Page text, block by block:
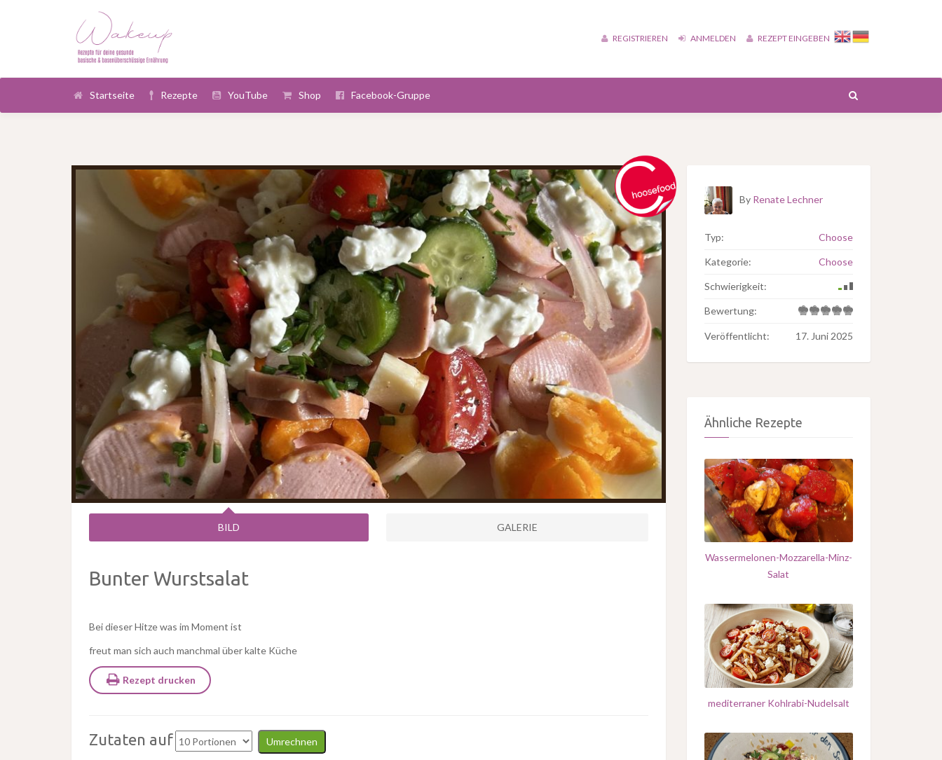
REGISTRIEREN ANMELDEN REZEPT EINGEBEN
Startseite Rezepte YouTube Shop Facebook-Gruppe
BILD GALERIE
Bunter Wurstsalat
Bei dieser Hitze was im Moment ist
freut man sich auch manchmal über kalte Küche
Rezept drucken
Zutaten auf Umrechnen
By Renate Lechner
Typ: Choose
Kategorie: Choose
Schwierigkeit:
Bewertung:
Veröffentlicht: 17. Juni 2025
Ähnliche Rezepte
Wassermelonen-Mozzarella-Minz-
Salat
mediterraner Kohlrabi-Nudelsalt